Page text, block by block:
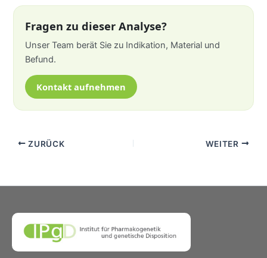
Fragen zu dieser Analyse?
Unser Team berät Sie zu Indikation, Material und
Befund.
Kontakt aufnehmen
ZURÜCK WEITER